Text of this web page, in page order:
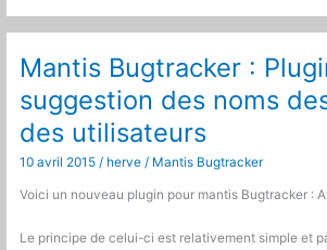
1.3
:
Mise
à
jour
mes
plugins
Mantis Bugtracker :
suggestion des noms
des utilisateurs
10 avril 2015/ herve/ Mantis Bugtracker
Voici un nouveau plugin pour mantis Bugtracker :
Le principe de celui-ci est relativement simple et